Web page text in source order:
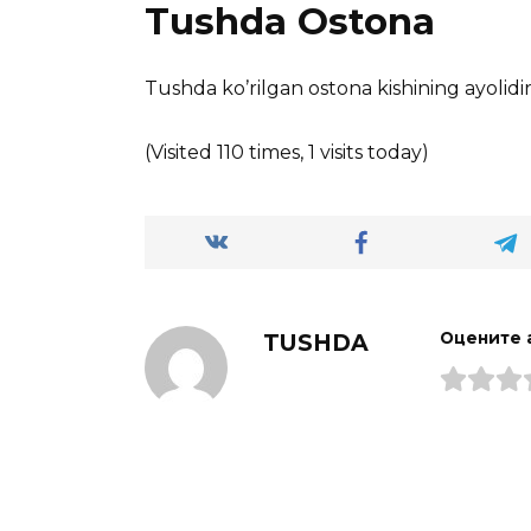
Tushda Ostona
Tushda koʼrilgan ostona kishining
(Visited 110 times, 1 visits today)
TUSHDA Оцените